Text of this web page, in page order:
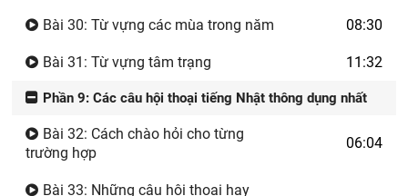
Bài 30: Từ vựng các mùa trong năm 08:30
Bài 31: Từ vựng tâm trạng 11:32
Phần 9: Các câu hội thoại tiếng Nhật thông dụng nhất
Bài 32: Cách chào hỏi cho từng
trường hợp
06:04
Bài 33: Những câu hội thoại hay